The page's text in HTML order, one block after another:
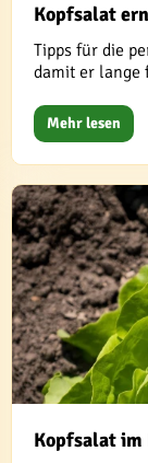
Kopfsalat
Tipps für die
damit er lange
Mehr lesen
Kopfsalat im